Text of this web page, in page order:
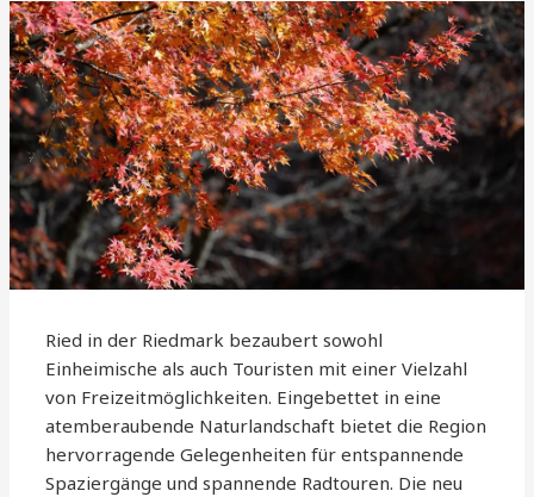
Ried in der Riedmark bezaubert sowohl
Einheimische als auch Touristen mit einer Vielzahl
von Freizeitmöglichkeiten. Eingebettet in eine
atemberaubende Naturlandschaft bietet die Region
hervorragende Gelegenheiten für entspannende
Spaziergänge und spannende Radtouren. Die neu